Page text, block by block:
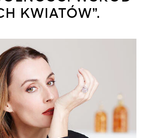
KWIATÓW”.